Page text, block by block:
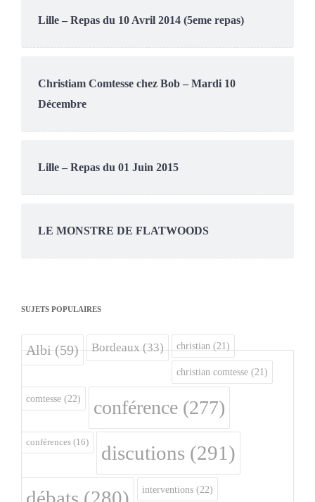
Lille – Repas du 10 Avril 2014 (5eme repas)
Christiam Comtesse chez Bob – Mardi 10
Décembre
Lille – Repas du 01 Juin 2015
LE MONSTRE DE FLATWOODS
SUJETS POPULAIRES
Albi(59) Bordeaux(33) christian (21)
christian comtesse (21)
comtesse (22) conférence (277)
conférences (16) discutions (291)
interventions (22)